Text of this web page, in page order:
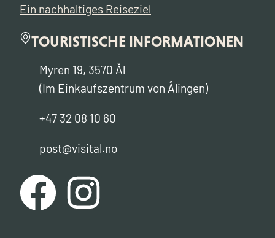
Ein nachhaltiges Reiseziel
TOURISTISCHE INFORMATIONEN
Myren 19, 3570 Ål
(Im Einkaufszentrum von Ålingen)
+47 32 08 10 60
post@visital.no